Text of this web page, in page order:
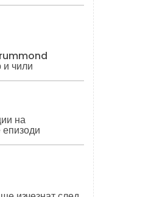
и чили
на